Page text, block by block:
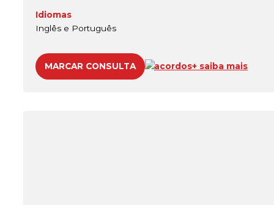
Idiomas
Inglês e Português
MARCAR CONSULTA acordos+ saiba mais